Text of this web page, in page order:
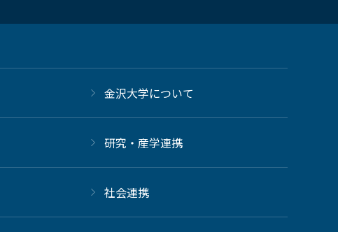
金沢大学について
研究・産学連携
社会連携